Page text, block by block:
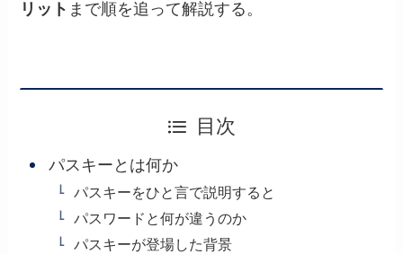
リット まで順を追って解説する。
目次
パスキーとは何か
パスキーをひと言で説明すると
パスワードと何が違うのか
パスキーが登場した背景